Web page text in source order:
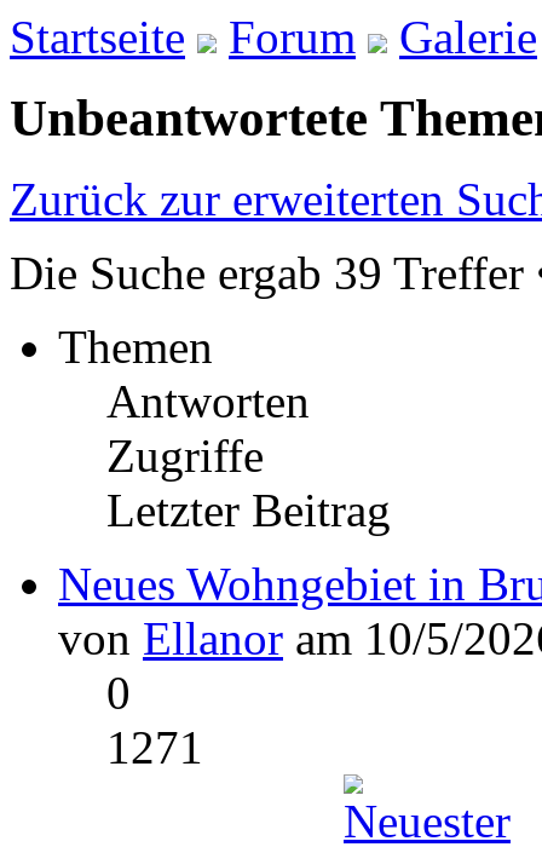
Startseite Forum Galerie
Unbeantwortete
Zurück zur erweiterten
Die Suche ergab 39 Treffer
Themen
Antworten
Zugriffe
Letzter Beitrag
Neues Wohngebiet in
von Ellanor am 10/5/
0
1271